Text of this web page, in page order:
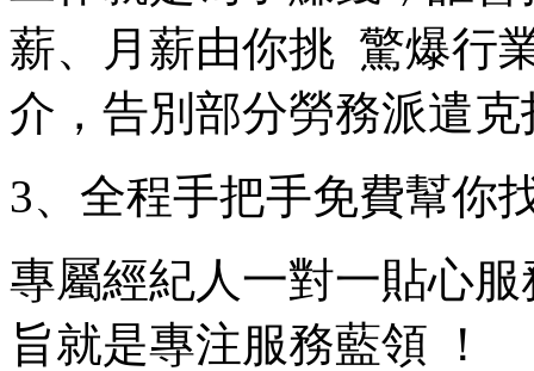
薪、月薪由你挑 驚爆行
介，告別部分勞務派遣
3、全程手把手免費幫你
專屬經紀人一對一貼心
旨就是專注服務藍領 ！